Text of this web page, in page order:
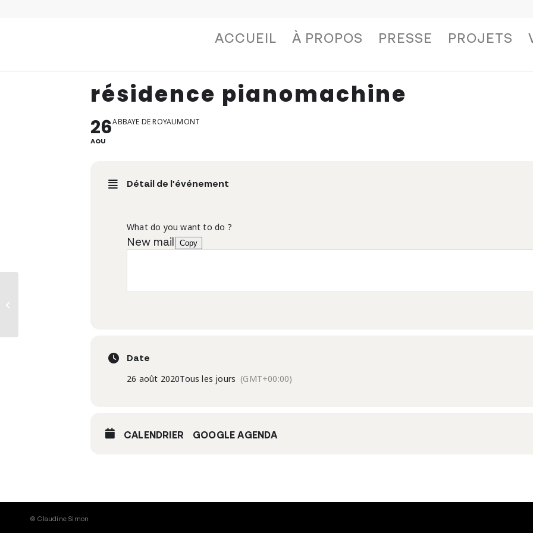
ACCUEIL À PROPOS PRESSE PROJETS
résidence pianomachine
26
AOU
ABBAYE DE ROYAUMONT
Détail de l'événement
What do you want to do ?
New mail Copy
Date
26 août 2020Tous les jours (GMT+00:00)
CALENDRIER GOOGLE AGENDA
© Claudine Simon